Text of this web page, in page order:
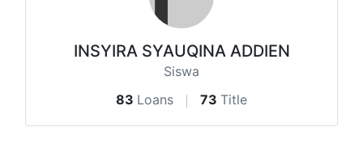
INSYIRA SYAUQINA ADDIEN
Siswa
83 Loans 73 Title